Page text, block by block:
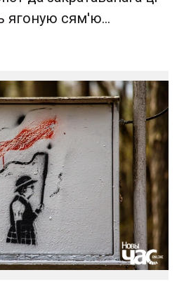
ягоную сям'ю...